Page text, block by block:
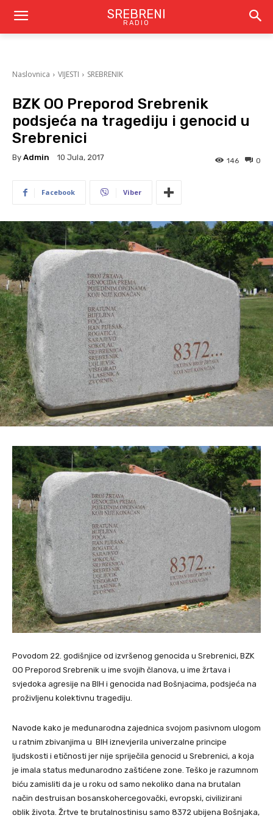
SREBRENI
RADIO
Naslovnica VIJESTI SREBRENIK
BZK OO Preporod Srebrenik
podsjeća na tragediju i genocid u
Srebrenici
By Admin 10 Jula, 2017 0
146
Facebook Viber
Povodom 22. godišnjice od izvršenog genocida u Srebrenici, BZK
OO Preporod Srebrenik u ime svojih članova, u ime žrtava i
svjedoka agresije na BIH i genocida nad Bošnjacima, podsjeća na
proživljenu kolektivnu tragediju.
Navode kako je međunarodna zajednica svojom pasivnom ulogom
u ratnim zbivanjima u BIH iznevjerila univerzalne principe
ljudskosti i etičnosti jer nije spriječila genocid u Srebrenici, a koja
je imala status međunarodno zaštićene zone. Teško je razumnom
biću zamisliti da je u roku od samo nekoliko dana na brutalan
način destruisan bosanskohercegovački, evropski, civilizirani
oblik života. Žrtve te brutalnostinisu samo 8372 ubijena Bošnjaka,